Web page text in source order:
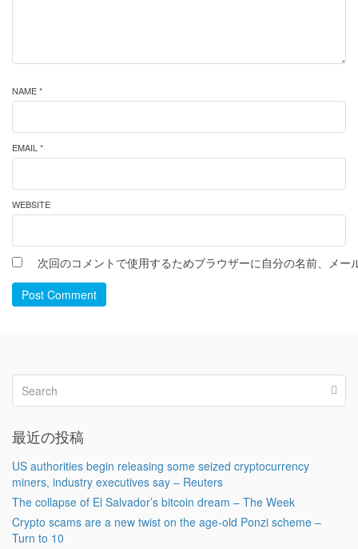
NAME *
EMAIL *
WEBSITE
次回のコメントで使用するためブラウザーに自分の名前、メー
Post Comment
最近の投稿
US authorities begin releasing some seized cryptocurrency
miners, industry executives say – Reuters
The collapse of El Salvador’s bitcoin dream – The Week
Crypto scams are a new twist on the age-old Ponzi scheme –
Turn to 10